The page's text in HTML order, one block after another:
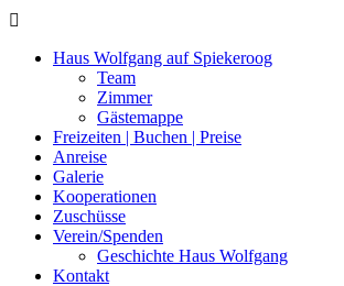
Haus Wolfgang auf Spiekeroog
Team
Zimmer
Gästemappe
Freizeiten | Buchen | Preise
Anreise
Galerie
Kooperationen
Zuschüsse
Verein/Spenden
Geschichte Haus Wolfgang
Kontakt